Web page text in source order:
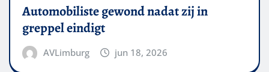
Automobiliste gewond nadat zij in
greppel eindigt
AVLimburg jun 18, 2026